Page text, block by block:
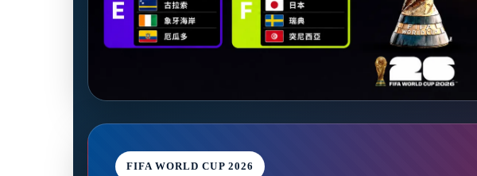
FIFA WORLD CUP 2026